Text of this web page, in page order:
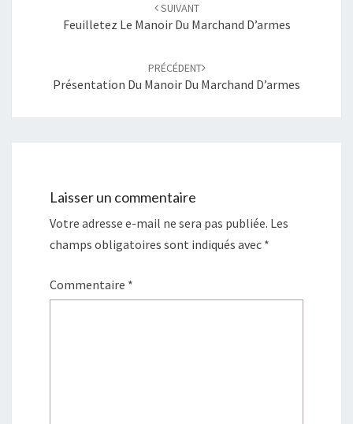
SUIVANT
Feuilletez Le Manoir Du Marchand D’armes
PRÉCÉDENT
Présentation Du Manoir Du Marchand D’armes
Laisser un commentaire
Votre adresse e-mail ne sera pas publiée. Les
champs obligatoires sont indiqués avec *
Commentaire *